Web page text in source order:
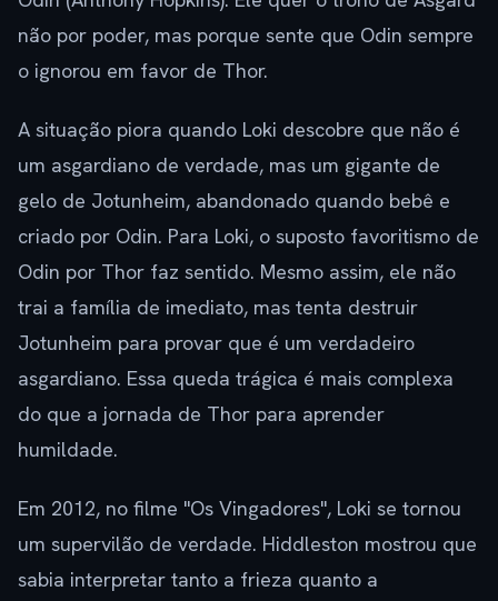
não por poder, mas porque sente que Odin sempre
o ignorou em favor de Thor.
A situação piora quando Loki descobre que não é
um asgardiano de verdade, mas um gigante de
gelo de Jotunheim, abandonado quando bebê e
criado por Odin. Para Loki, o suposto favoritismo de
Odin por Thor faz sentido. Mesmo assim, ele não
trai a família de imediato, mas tenta destruir
Jotunheim para provar que é um verdadeiro
asgardiano. Essa queda trágica é mais complexa
do que a jornada de Thor para aprender
humildade.
Em 2012, no filme "Os Vingadores", Loki se tornou
um supervilão de verdade. Hiddleston mostrou que
sabia interpretar tanto a frieza quanto a